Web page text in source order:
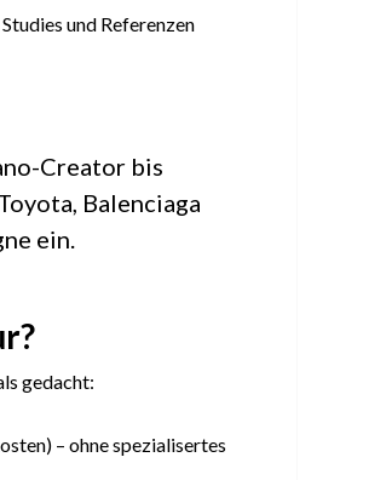
und Referenzen
Creator bis
Balenciaga
ein.
gedacht:
– ohne spezialisertes